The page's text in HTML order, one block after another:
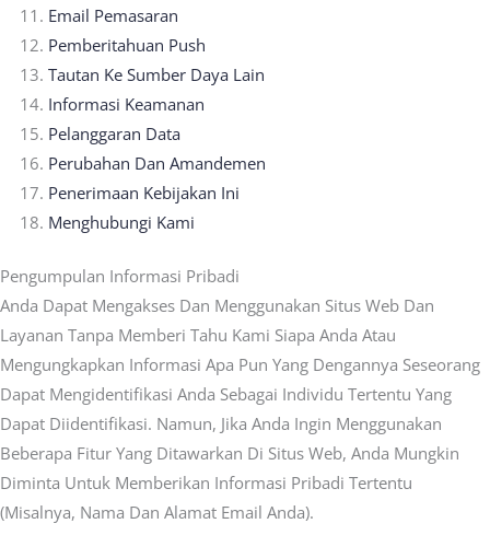
Email Pemasaran
Pemberitahuan Push
Tautan Ke Sumber Daya Lain
Informasi Keamanan
Pelanggaran Data
Perubahan Dan Amandemen
Penerimaan Kebijakan Ini
Menghubungi Kami
Pengumpulan Informasi Pribadi
Anda Dapat Mengakses Dan Menggunakan Situs Web Dan
Layanan Tanpa Memberi Tahu Kami Siapa Anda Atau
Mengungkapkan Informasi Apa Pun Yang Dengannya Seseorang
Dapat Mengidentifikasi Anda Sebagai Individu Tertentu Yang
Dapat Diidentifikasi. Namun, Jika Anda Ingin Menggunakan
Beberapa Fitur Yang Ditawarkan Di Situs Web, Anda Mungkin
Diminta Untuk Memberikan Informasi Pribadi Tertentu
(misalnya, Nama Dan Alamat Email Anda).